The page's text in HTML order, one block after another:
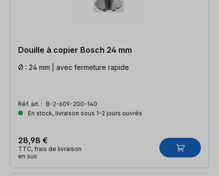
Douille à copier Bosch 24 mm
Ø : 24 mm | avec fermeture rapide
Réf. art. : B-2-609-200-140
En stock, livraison sous 1-2 jours ouvrés
28,98 €
TTC, frais de livraison
en sus